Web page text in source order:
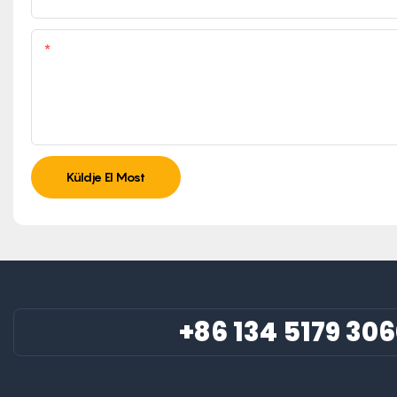
Küldje El Most
+86 134 5179